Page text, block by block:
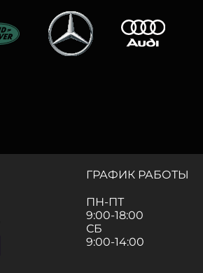
ГРАФИК РАБОТЫ
ПН-ПТ
9:00-18:00
СБ
9:00-14:00